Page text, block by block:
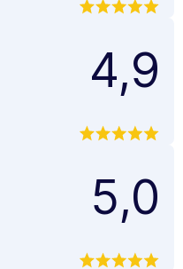
4,9
5,0